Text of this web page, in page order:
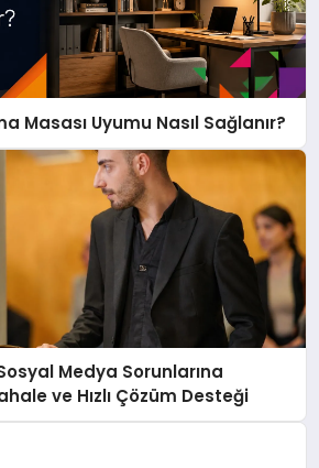
Masası Uyumu Nasıl Sağlanır?
Medya Sorunlarına
ve Hızlı Çözüm Desteği